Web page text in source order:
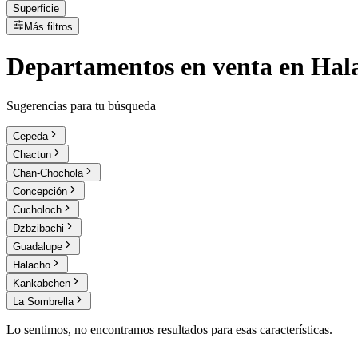
Superficie
Más filtros
Departamentos en venta en
Sugerencias para tu búsqueda
Cepeda
Chactun
Chan-Chochola
Concepción
Cucholoch
Dzbzibachi
Guadalupe
Halacho
Kankabchen
La Sombrella
Lo sentimos, no encontramos resultados para esas características.